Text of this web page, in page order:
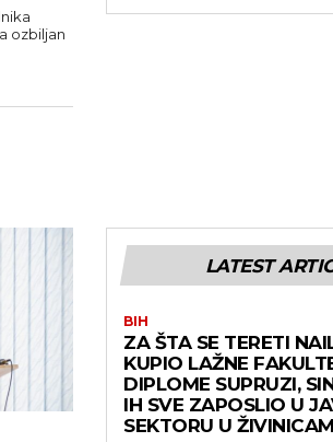
LATEST
BIH
ZA ŠTA SE TERETI
KUPIO LAŽNE
DIPLOME SUPRUZI,
IH SVE ZAPOSLIO U
SEKTORU U